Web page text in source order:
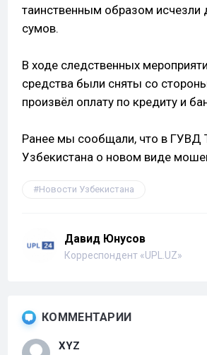
таинственным образом
сумов.
В ходе следственных
средства были сняты со
произвёл оплату по кредиту и
Ранее мы сообщали, что в ГУВД
Узбекистана о новом виде
Новости Узбекистана
Давид Юнусов
Корреспондент «UPL.UZ»
КОММЕНТАРИИ
XYZ